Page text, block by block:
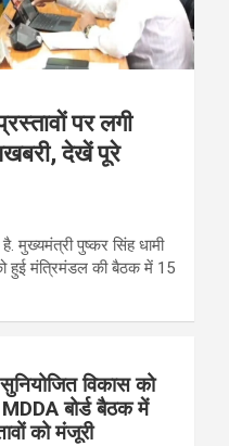
पर लगी
देखें पूरे
मुख्यमंत्री पुष्कर सिंह धामी
हुई मंत्रिमंडल की बैठक में 15
विकास को
बोर्ड बैठक में
को मंजूरी